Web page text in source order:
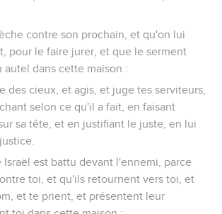
contre son prochain, et qu'on lui
pour le faire jurer, et que le serment
dans cette maison :
des cieux, et agis, et juge tes serviteurs,
selon ce qu'il a fait, en faisant
sa tête, et en justifiant le juste, en lui
Israël est battu devant l'ennemi, parce
toi, et qu'ils retournent vers toi, et
et te prient, et présentent leur